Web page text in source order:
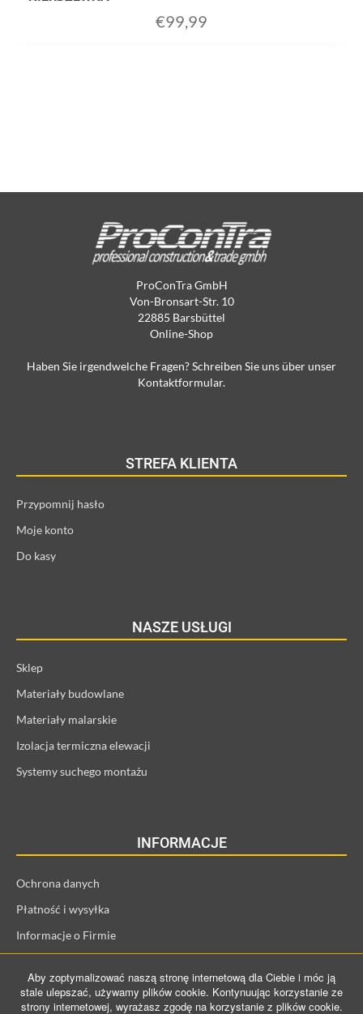
€99,99
ProConTra GmbH
Von-Bronsart-Str. 10
22885 Barsbüttel
Online-Shop
Haben Sie irgendwelche Fragen? Schreiben Sie uns über unser
Kontaktformular.
STREFA KLIENTA
Przypomnij hasło
Moje konto
Do kasy
NASZE USŁUGI
Sklep
Materiały budowlane
Materiały malarskie
Izolacja termiczna elewacji
Systemy suchego montażu
INFORMACJE
Ochrona danych
Płatność i wysyłka
Informacje o Firmie
Prawo odstąpienia od umowy
Aby zoptymalizować naszą stronę internetową dla Ciebie i móc ją
stale ulepszać, używamy plików cookie. Kontynuując korzystanie ze
strony internetowej, wyrażasz zgodę na korzystanie z plików cookie.